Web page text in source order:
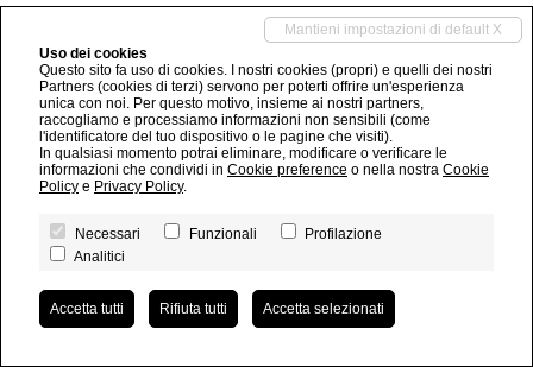
Mantieni impostazioni di default X
Uso dei cookies
Questo sito fa uso di cookies. I nostri cookies (propri) e quelli dei nostri
Partners (cookies di terzi) servono per poterti offrire un'esperienza
unica con noi. Per questo motivo, insieme ai nostri partners,
raccogliamo e processiamo informazioni non sensibili (come
l'identificatore del tuo dispositivo o le pagine che visiti).
In qualsiasi momento potrai eliminare, modificare o verificare le
informazioni che condividi in Cookie preference o nella nostra Cookie
Policy e Privacy Policy.
Necessari Funzionali
Profilazione
Analitici
Accetta tutti Rifiuta tutti Accetta selezionati